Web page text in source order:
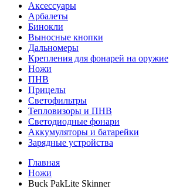
Аксессуары
Арбалеты
Бинокли
Выносные кнопки
Дальномеры
Крепления для фонарей на оружие
Ножи
ПНВ
Прицелы
Светофильтры
Тепловизоры и ПНВ
Светодиодные фонари
Аккумуляторы и батарейки
Зарядные устройства
Главная
Ножи
Buck PakLite Skinner